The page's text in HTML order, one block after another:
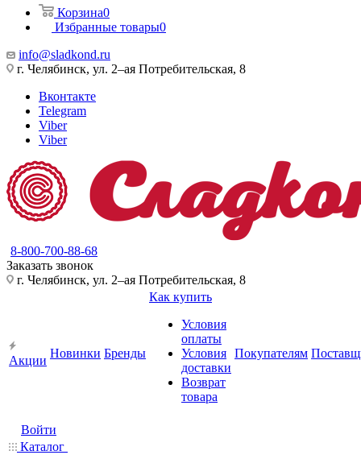
Корзина0
Избранные товары0
info@sladkond.ru
г. Челябинск, ул. 2–ая Потребительская, 8
Вконтакте
Telegram
Viber
Viber
8-800-700-88-68
Заказать звонок
г. Челябинск, ул. 2–ая Потребительская, 8
Акции
Новинки Бренды
Как купить
Условия
оплаты
Условия
доставки
Возврат
товара
Покупателям
Войти
Каталог